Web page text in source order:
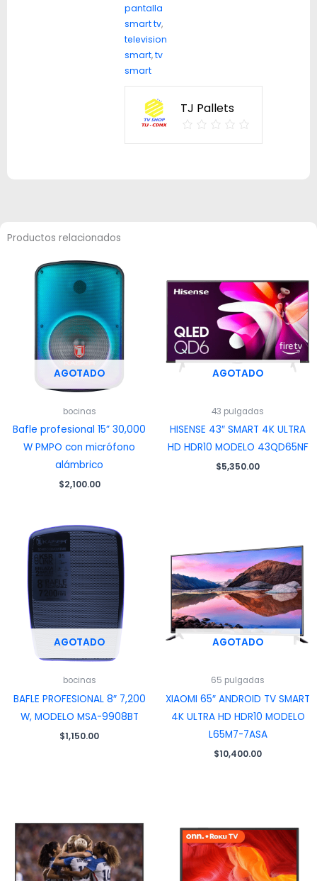
pantalla
smart tv,
television
smart,tv
smart
TJ Pallets
Productos relacionados
AGOTADO
bocinas
Bafle profesional 15” 30,000
W PMPO con micrófono
alámbrico
$2,100.00
AGOTADO
43 pulgadas
HISENSE 43″ SMART 4K ULTRA
HD HDR10 MODELO 43QD65NF
$5,350.00
AGOTADO
bocinas
BAFLE PROFESIONAL 8″ 7,200
W, MODELO MSA-9908BT
$1,150.00
AGOTADO
65 pulgadas
XIAOMI 65″ ANDROID TV SMART
4K ULTRA HD HDR10 MODELO
L65M7-7ASA
$10,400.00